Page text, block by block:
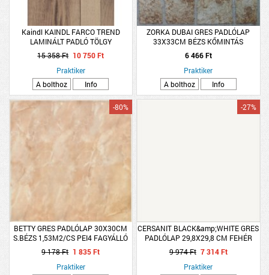
Kaindl KAINDL FARCO TREND
LAMINÁLT PADLÓ TÖLGY
1383X193X8MM 2,40M2/CSOMAG
K32 4V
15 358 Ft 10 750 Ft
Praktiker
A bolthoz
Info
ZORKA DUBAI GRES PADLÓLAP
33X33CM BÉZS KŐMINTÁS
6 466 Ft
Praktiker
A bolthoz
Info
BETTY GRES PADLÓLAP 30X30CM
S.BÉZS 1,53M2/CS PEI4 FAGYÁLLÓ
-80%
9 178 Ft 1 835 Ft
Praktiker
CERSANIT BLACK&amp;WHITE GRES
PADLÓLAP 29,8X29,8 CM FEHÉR
1,33M2/CSOMAG MATT FAGYÁLLÓ
-27%
9 974 Ft 7 314 Ft
Praktiker